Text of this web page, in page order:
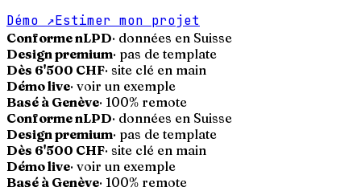
Démo ↗Estimer mon projet
Conforme nLPD· données en Suisse
Design premium· pas de template
Dès 6'500 CHF· site clé en main
Démo live· voir un exemple
Basé à Genève· 100% remote
Conforme nLPD· données en Suisse
Design premium· pas de template
Dès 6'500 CHF· site clé en main
Démo live· voir un exemple
Basé à Genève· 100% remote